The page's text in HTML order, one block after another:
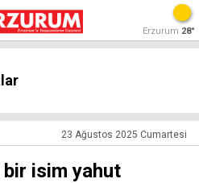
Erzurum 28°
23 Ağustos 2025 Cumartesi
bir isim yahut